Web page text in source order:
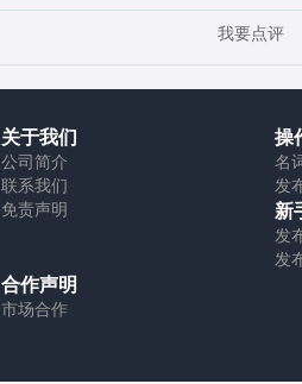
我要点评
关于我们
公司简介
联系我们
免责声明
操
名
发
新
发
发
合作声明
市场合作